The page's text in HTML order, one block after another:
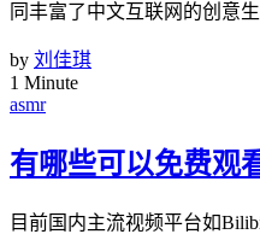
同丰富了中文互联网的创意
by 刘佳琪
1 Minute
asmr
有哪些可以免费观
目前国内主流视频平台如